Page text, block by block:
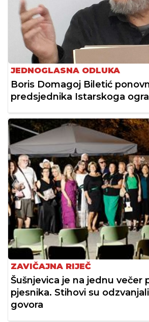
JEDNOGLASNA ODLUKA
Boris Domagoj Biletić
predsjednika Istarskoga
ZAVIČAJNA RIJEČ
Šušnjevica je na jednu večer
pjesnika. Stihovi su
govora